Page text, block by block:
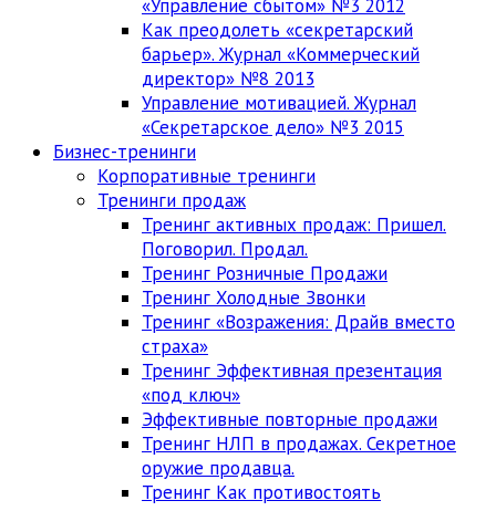
«Управление сбытом» №3 2012
Как преодолеть «секретарский
барьер». Журнал «Коммерческий
директор» №8 2013
Управление мотивацией. Журнал
«Секретарское дело» №3 2015
Бизнес-тренинги
Корпоративные тренинги
Тренинги продаж
Тренинг активных продаж: Пришел.
Поговорил. Продал.
Тренинг Розничные Продажи
Тренинг Холодные Звонки
Тренинг «Возражения: Драйв вместо
страха»
Тренинг Эффективная презентация
«под ключ»
Эффективные повторные продажи
Тренинг НЛП в продажах. Секретное
оружие продавца.
Тренинг Как противостоять